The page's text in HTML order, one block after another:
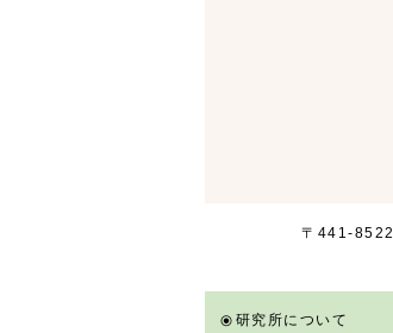
〒441-8522
研究所について